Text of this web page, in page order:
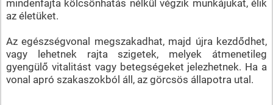
mindenfajta kölcsönhatás nélkül végzik munkájukat, élik
az életüket.
Az egészségvonal megszakadhat, majd újra kezdődhet,
vagy lehetnek rajta szigetek, melyek átmenetileg
gyengülő vitalitást vagy betegségeket jelezhetnek. Ha a
vonal apró szakaszokból áll, az görcsös állapotra utal.